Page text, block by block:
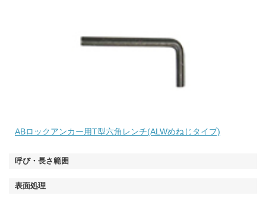
ABロックアンカー用T型六角レンチ(ALWめねじタイプ)